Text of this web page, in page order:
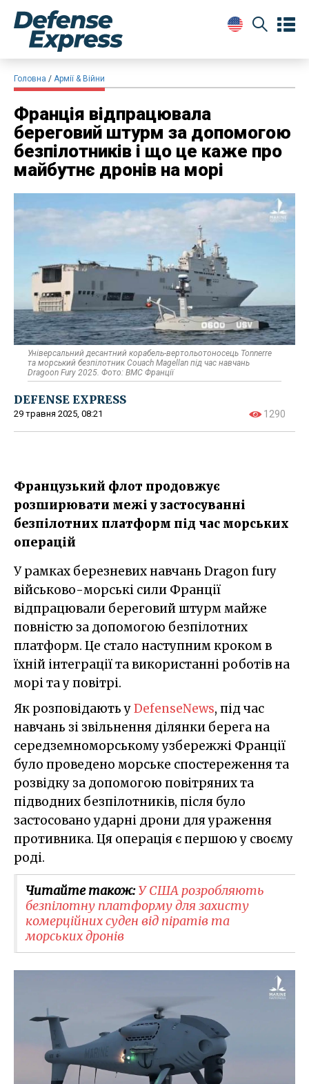
Головна Армії & Війни
Франція відпрацювала
береговий штурм за допомогою
безпілотників і що це каже про
майбутнє дронів на морі
Універсальний десантний корабель-вертольотоносець Tonnerre
та морський безпілотник Couach Magellan під час навчань
Dragoon Fury 2025. Фото: ВМС Франції
DEFENSE EXPRESS
29 травня 2025, 08:21 1290
Французький флот продовжує
розширювати межі у застосуванні
безпілотних платформ під час морських
операцій
У рамках березневих навчань Dragon fury
військово-морські сили Франції
відпрацювали береговий штурм майже
повністю за допомогою безпілотних
платформ. Це стало наступним кроком в
їхній інтеграції та використанні роботів на
морі та у повітрі.
Як розповідають уDefenseNews, під час
навчань зі звільнення ділянки берега на
середземноморському узбережжі Франції
було проведено морське спостереження та
розвідку за допомогою повітряних та
підводних безпілотників, після було
застосовано ударні дрони для ураження
противника. Ця операція є першою у своєму
роді.
Читайте також:У США розробляють
безпілотну платформу для захисту
комерційних суден від піратів та
морських дронів